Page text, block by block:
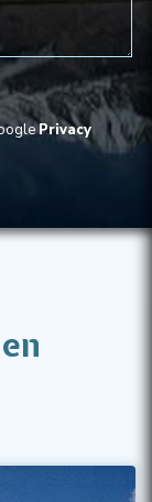
Privacy